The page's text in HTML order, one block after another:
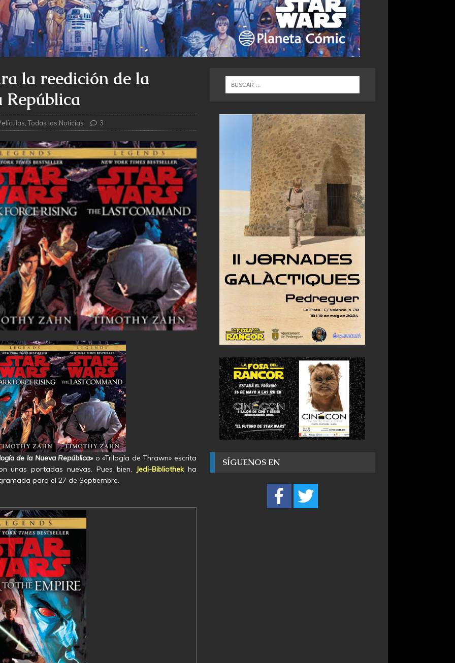
la reedición de la
República
,Todas las Noticias 3
de la Nueva República»o «Trilogía de Thrawn» escrita
unas portadas nuevas. Pues bien,
Jedi-Bibliothekha
para el 27 de Septiembre.
SÍGUENOS EN